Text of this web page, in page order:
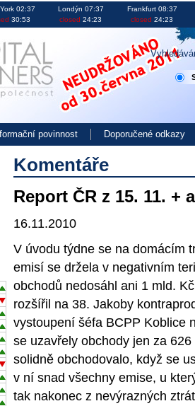
v ČR EU i USA investice akcie kurzy
Komentáře
Report ČR z 15. 11. +
16.11.2010
V úvodu týdne se na domácím
emisí se držela v negativním
obchodů nedosáhl ani 1 mld.
rozšířil na 38. Jakoby
vystoupení šéfa BCPP Koblice
se uzavřely obchody jen za
solidně obchodovalo, když se
v ní snad všechny emise, u
tak nakonec z nevýrazných
02:37
30:53
Londýn 07:37
closed 24:23
Frankfurt 08:37
closed 24:23
povinnost Doporučené odkazy